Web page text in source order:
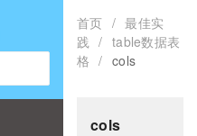
首页 / 最佳实
践 / table数据表
格 / cols
cols